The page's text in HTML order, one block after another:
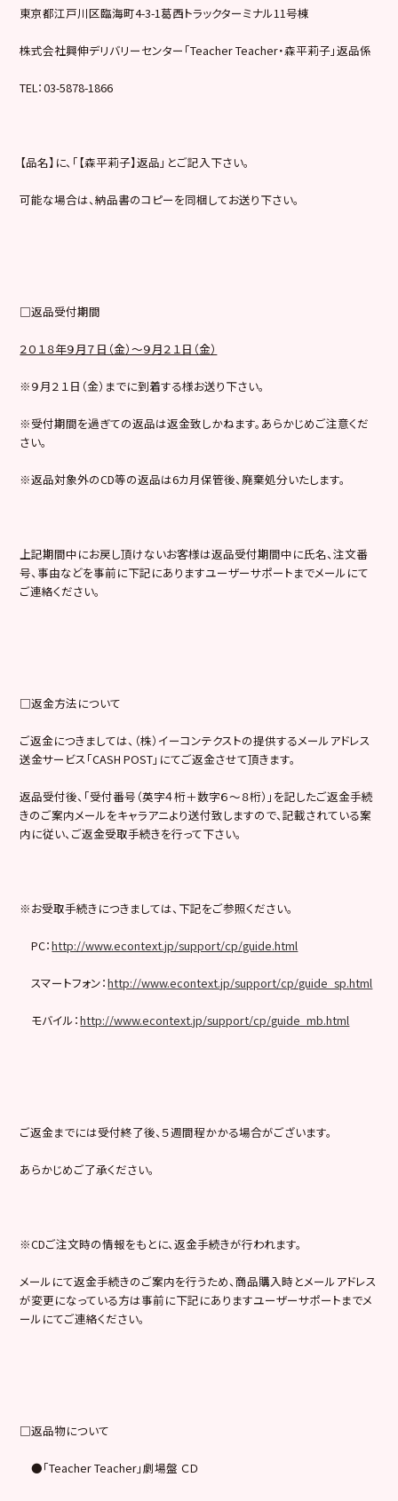
東京都江戸川区臨海町4-3-1葛西トラックターミナル11号棟
株式会社興伸デリバリーセンター「Teacher Teacher・森平莉子」返品係
TEL：03-5878-1866
【品名】に、「【森平莉子】返品」とご記入下さい。
可能な場合は、納品書のコピーを同梱してお送り下さい。
□返品受付期間
２０１８年９月７日（金）～９月２１日（金）
※９月２１日（金）までに到着する様お送り下さい。
※受付期間を過ぎての返品は返金致しかねます。あらかじめご注意くだ
さい。
※返品対象外のCD等の返品は6カ月保管後、廃棄処分いたします。
上記期間中にお戻し頂けないお客様は返品受付期間中に氏名、注文番
号、事由などを事前に下記にありますユーザーサポートまでメールにて
ご連絡ください。
□返金方法について
ご返金につきましては、（株）イーコンテクストの提供するメールアドレス
送金サービス「CASH POST」にてご返金させて頂きます。
返品受付後、「受付番号（英字４桁＋数字６～８桁）」を記したご返金手続
きのご案内メールをキャラアニより送付致しますので、記載されている案
内に従い、ご返金受取手続きを行って下さい。
※お受取手続きにつきましては、下記をご参照ください。
PC：http://www.econtext.jp/support/cp/guide.html
スマートフォン：http://www.econtext.jp/support/cp/guide_sp.html
モバイル：http://www.econtext.jp/support/cp/guide_mb.html
ご返金までには受付終了後、５週間程かかる場合がございます。
あらかじめご了承ください。
※CDご注文時の情報をもとに、返金手続きが行われます。
メールにて返金手続きのご案内を行うため、商品購入時とメールアドレス
が変更になっている方は事前に下記にありますユーザーサポートまでメ
ールにてご連絡ください。
□返品物について
●「Teacher Teacher」劇場盤 ＣＤ